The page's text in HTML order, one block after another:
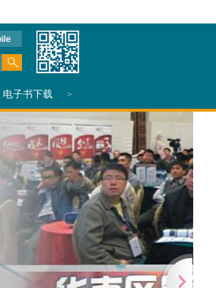
电子书下载 >